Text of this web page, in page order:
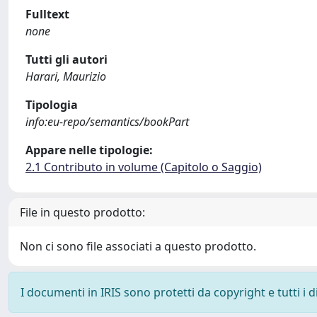
Fulltext
none
Tutti gli autori
Harari, Maurizio
Tipologia
info:eu-repo/semantics/bookPart
Appare nelle tipologie:
2.1 Contributo in volume (Capitolo o Saggio)
File in questo prodotto:
Non ci sono file associati a questo prodotto.
I documenti in IRIS sono protetti da copyright e tutti i